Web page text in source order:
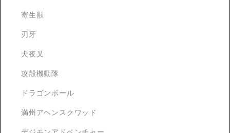
寄生獣
刃牙
犬夜叉
攻殻機動隊
ドラゴンボール
満州アヘンスクワッド